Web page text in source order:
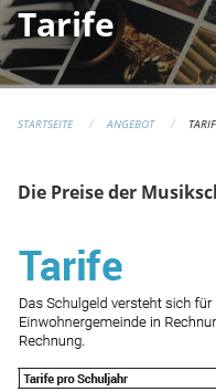
Tarife
STARTSEITE ANGEBOT
Die Preise der